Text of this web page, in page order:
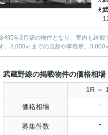
和5年3月築の物件となり、室内も綺
。3,000㎡までの店舗や事務所、3,000
武蔵野線の掲載物件の価格相場
1R ～
価格相場 -
募集件数 -